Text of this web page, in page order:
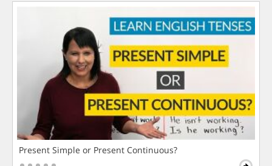
Present Simple or Present Continuous?